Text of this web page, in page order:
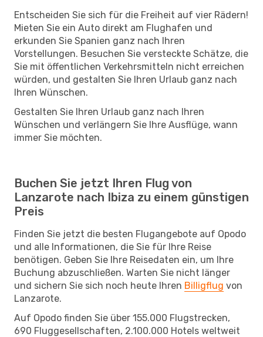
Entscheiden Sie sich für die Freiheit auf vier Rädern!
Mieten Sie ein Auto direkt am Flughafen und
erkunden Sie Spanien ganz nach Ihren
Vorstellungen. Besuchen Sie versteckte Schätze, die
Sie mit öffentlichen Verkehrsmitteln nicht erreichen
würden, und gestalten Sie Ihren Urlaub ganz nach
Ihren Wünschen.
Gestalten Sie Ihren Urlaub ganz nach Ihren
Wünschen und verlängern Sie Ihre Ausflüge, wann
immer Sie möchten.
Buchen Sie jetzt Ihren Flug von
Lanzarote nach Ibiza zu einem günstigen
Preis
Finden Sie jetzt die besten Flugangebote auf Opodo
und alle Informationen, die Sie für Ihre Reise
benötigen. Geben Sie Ihre Reisedaten ein, um Ihre
Buchung abzuschließen. Warten Sie nicht länger
und sichern Sie sich noch heute Ihren Billigflug von
Lanzarote.
Auf Opodo finden Sie über 155.000 Flugstrecken,
690 Fluggesellschaften, 2.100.000 Hotels weltweit